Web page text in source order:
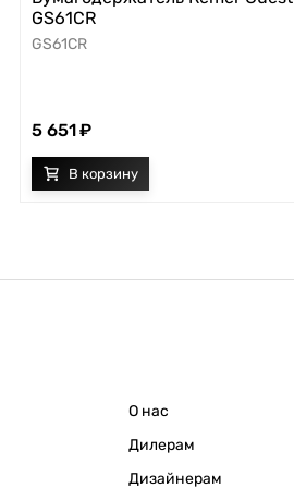
GS61CR
GS61CR
5 651
О нас
Дилерам
Дизайнерам